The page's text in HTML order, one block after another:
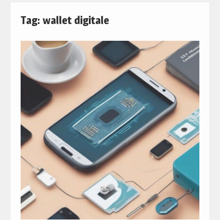
Tag: wallet digitale